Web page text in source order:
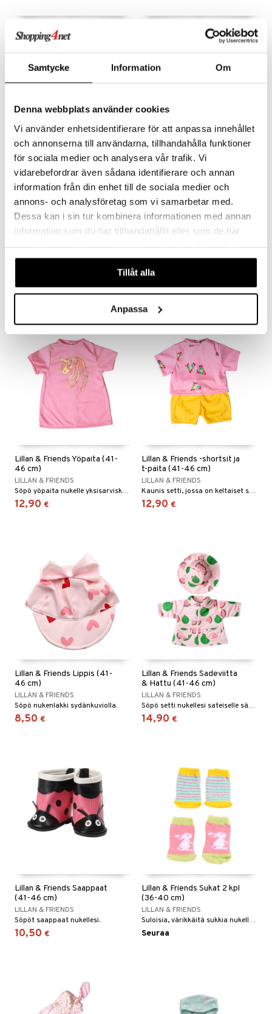
Samtycke Information Om
Denna webbplats använder cookies
Vi använder enhetsidentifierare för att anpassa innehållet
och annonserna till användarna, tillhandahålla funktioner
för sociala medier och analysera vår trafik. Vi
vidarebefordrar även sådana identifierare och annan
information från din enhet till de sociala medier och
annons- och analysföretag som vi samarbetar med.
Dessa kan i sin tur kombinera informationen med annan
information som du har tillhandahållit eller som de har
våra cookies vid fortsatt användande av vår webbplats.
Tillåt alla
Anpassa
Lillan & Friends Takki (41-
46 cm)
Suloinen nuken takki jäätelöillä.
12,90
Lillan & Friends Tyllihame
Söpö tyllihame nukellesi!
7,50
Söpö, vaaleanpunainen mekko, jossa on tähtiä.
12,90 €
Söpö setti sydän-yksityiskohdilla.
13,91 €
Lillan & Friends Yöpaita (41-
46 cm)
LILLAN & FRIENDS
Söpö yöpaita nukelle yksisarviskuviolla!
12,90 €
Lillan & Friends -shortsit ja
t-paita (41-46 cm)
LILLAN & FRIENDS
Kaunis setti, jossa on keltaiset shortsit ja vaaleanpunainen toppi.
12,90 €
Lillan & Friends Lippis (41-
46 cm)
LILLAN & FRIENDS
Söpö nukenlakki sydänkuviolla.
8,50 €
Lillan & Friends Sadeviitta
& Hattu (41-46 cm)
LILLAN & FRIENDS
Söpö setti nukellesi sateiselle säälle!
14,90 €
Lillan & Friends Saappaat
(41-46 cm)
LILLAN & FRIENDS
Söpöt saappaat nukellesi.
10,50 €
Lillan & Friends Sukat 2 kpl
(36-40 cm)
LILLAN & FRIENDS
Suloisia, värikkäitä sukkia nukellesi!
Seuraa